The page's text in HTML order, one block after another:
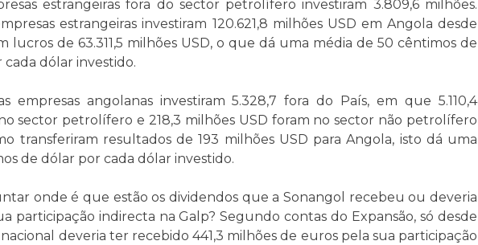
estrangeiras fora do sector petrolífero investiram 3.809,6 milhões.
estrangeiras investiram 120.621,8 milhões USD em Angola desde
lucros de 63.311,5 milhões USD, o que dá uma média de 50 cêntimos de
dólar investido.
empresas angolanas investiram 5.328,7 fora do País, em que 5.110,4
sector petrolífero e 218,3 milhões USD foram no sector não petrolífero
transferiram resultados de 193 milhões USD para Angola, isto dá uma
de dólar por cada dólar investido.
onde é que estão os dividendos que a Sonangol recebeu ou deveria
participação indirecta na Galp? Segundo contas do Expansão, só desde
deveria ter recebido 441,3 milhões de euros pela sua participação